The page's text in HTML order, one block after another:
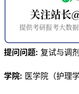
提问问题: 复试与调剂
学院: 医学院（护理学